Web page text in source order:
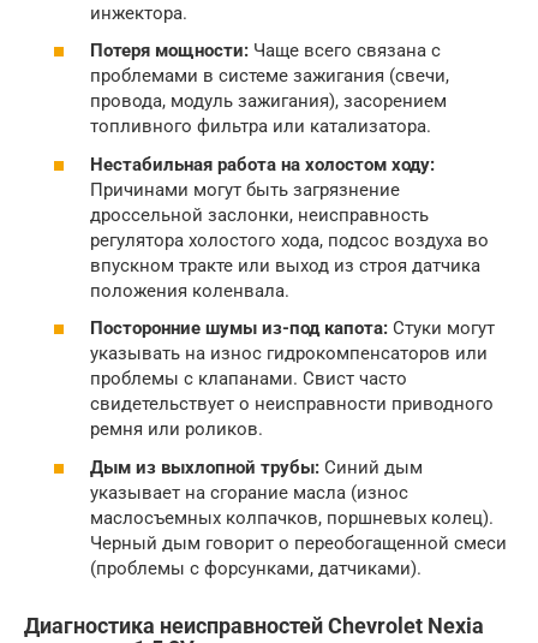
инжектора.
Потеря мощности: Чаще всего связана с
проблемами в системе зажигания (свечи,
провода, модуль зажигания), засорением
топливного фильтра или катализатора.
Нестабильная работа на холостом ходу:
Причинами могут быть загрязнение
дроссельной заслонки, неисправность
регулятора холостого хода, подсос воздуха во
впускном тракте или выход из строя датчика
положения коленвала.
Посторонние шумы из-под капота: Стуки могут
указывать на износ гидрокомпенсаторов или
проблемы с клапанами. Свист часто
свидетельствует о неисправности приводного
ремня или роликов.
Дым из выхлопной трубы: Синий дым
указывает на сгорание масла (износ
маслосъемных колпачков, поршневых колец).
Черный дым говорит о переобогащенной смеси
(проблемы с форсунками, датчиками).
Диагностика неисправностей Chevrolet Nexia